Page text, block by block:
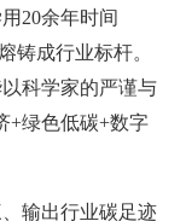
20余年时间
铸成行业标杆。
科学家的严谨与
+绿色低碳+数字
输出行业碳足迹